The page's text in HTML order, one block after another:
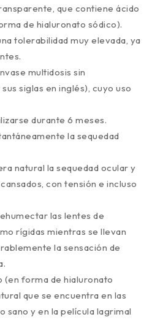
que contiene ácido
de hialuronato sódico).
tolerabilidad muy elevada, ya
multidosis sin
siglas en inglés), cuyo uso
durante 6 meses.
la sequedad
natural la sequedad ocular y
con tensión e incluso
las lentes de
rígidas mientras se llevan
la sensación de
(en forma de hialuronato
que se encuentra en las
sano y en la película lagrimal